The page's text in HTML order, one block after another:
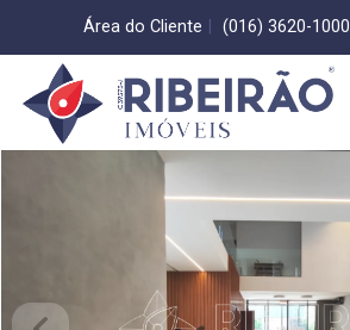
Área do Cliente (016) 3620-1000